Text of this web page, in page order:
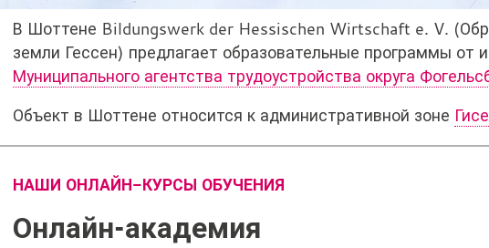
В Шоттене Bildungswerk der Hessischen Wirtschaft e. V.
земли Гессен) предлагает образовательные программы от
Муниципального агентства трудоустройства округа
Объект в Шоттене относится к административной зоне
НАШИ ОНЛАЙН-КУРСЫ ОБУЧЕНИЯ
Онлайн-академия